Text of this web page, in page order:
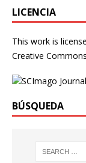
LICENCIA
This work is
Creative
BÚSQUEDA